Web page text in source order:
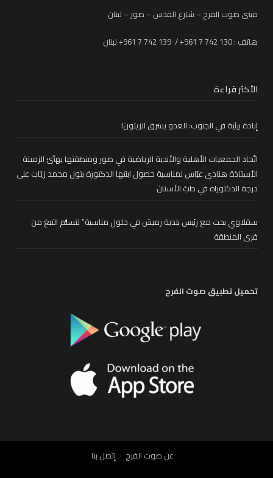
مبنى صوت الفرح – شارع القدس – صور – لبنان
هاتف : 130 742 7 961+ / 139 742 7 961+ لبنان
الأكثر قراءة
إبادة بيئية في الجنوب: العدو يسرق الزيتون!
اتّحاد الجمعيات الأهلية والأندية الرياضية في صور ومنطقتها يهنّئ الزميلة
الأستاذة هنادي عبّاس لمناسبة حصول ابنتها الدكتورة بتول محمد زيّات على
درجة الدكتوراه في طبّ الأسنان
سقلاوي بحث مع رئيس بلدية رميش في حلول مناسبة” لتسلُّم التبغ من
قرى المنطقة
تحميل تطبيق صوت الفرح
عن صوت الفرح إتصل بنا